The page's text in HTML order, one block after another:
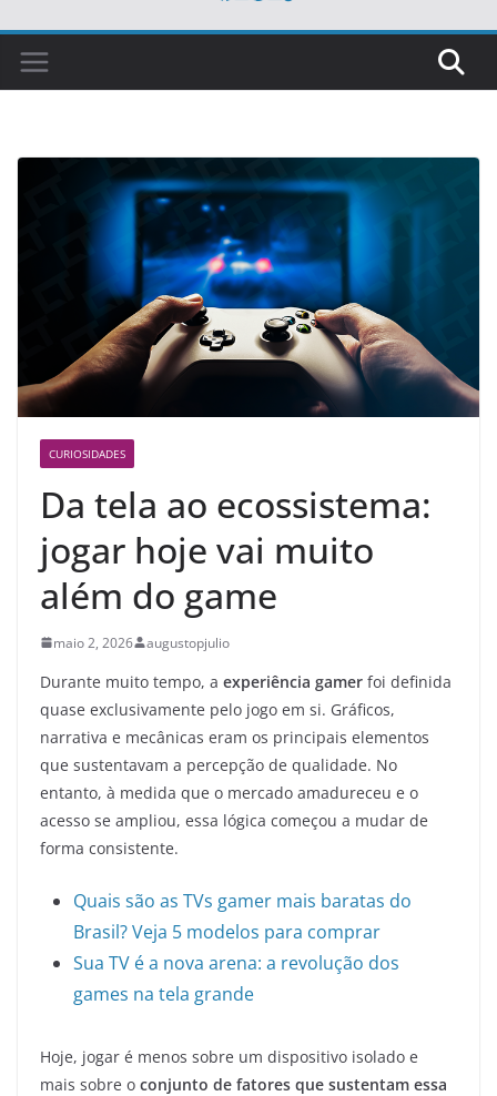
CURIOSIDADES
Da tela ao ecossistema:
jogar hoje vai muito
além do game
maio 2, 2026 augustopjulio
Durante muito tempo, a experiência gamer foi definida
quase exclusivamente pelo jogo em si. Gráficos,
narrativa e mecânicas eram os principais elementos
que sustentavam a percepção de qualidade. No
entanto, à medida que o mercado amadureceu e o
acesso se ampliou, essa lógica começou a mudar de
forma consistente.
Quais são as TVs gamer mais baratas do
Brasil? Veja 5 modelos para comprar
Sua TV é a nova arena: a revolução dos
games na tela grande
Hoje, jogar é menos sobre um dispositivo isolado e
mais sobre o conjunto de fatores que sustentam essa